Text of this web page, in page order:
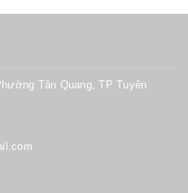
Tân Quang, TP Tuyên